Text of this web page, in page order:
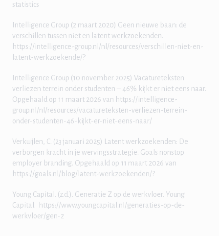
statistics
Intelligence Group (2 maart 2020) Geen nieuwe baan: de
verschillen tussen niet en latent werkzoekenden.
https://intelligence-group.nl/nl/resources/verschillen-niet-en-
latent-werkzoekende/?
Intelligence Group (10 november 2025) Vacatureteksten
verliezen terrein onder studenten – 46% kijkt er niet eens naar.
Opgehaald op 11 maart 2026 van https://intelligence-
group.nl/nl/resources/vacatureteksten-verliezen-terrein-
onder-studenten-46-kijkt-er-niet-eens-naar/
Verkuijlen, C. (23 januari 2025) Latent werkzoekenden: De
verborgen kracht in je wervingsstrategie. Goals nonstop
employer branding. Opgehaald op 11 maart 2026 van
https://goals.nl/blog/latent-werkzoekenden/?
Young Capital. (z.d.). Generatie Z op de werkvloer. Young
Capital. https://www.youngcapital.nl/generaties-op-de-
werkvloer/gen-z